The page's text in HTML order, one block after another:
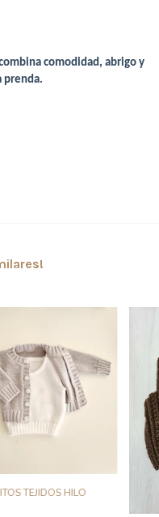
comodidad, abrigo y
prenda.
TEJIDOS HILO